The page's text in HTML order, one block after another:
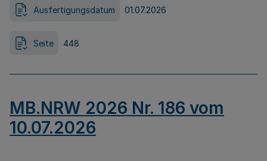
Ausfertigungsdatum 01.07.2026
Seite 448
MB.NRW 2026 Nr. 186 vom
10.07.2026